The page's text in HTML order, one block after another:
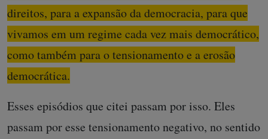
direitos, para a expansão da democracia, para que
vivamos em um regime cada vez mais democrático,
como também para o tensionamento e a erosão
democrática.
Esses episódios que citei passam por isso. Eles
passam por esse tensionamento negativo, no sentido